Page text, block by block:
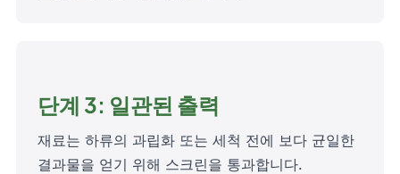
단계 3: 일관된 출력
재료는 하류의 과립화 또는 세척 전에 보다 균일한
결과물을 얻기 위해 스크린을 통과합니다.